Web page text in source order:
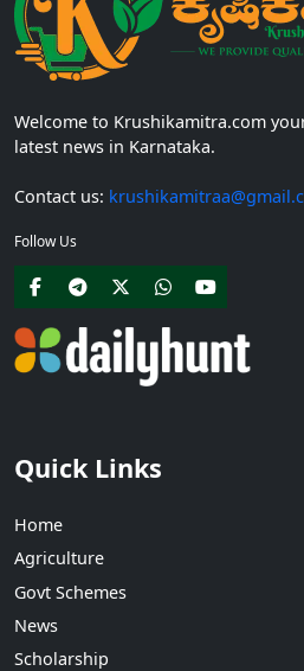
Welcome to Krushikamitra.com
latest news in Karnataka.
Contact us:
Follow Us
Quick Links
Home
Agriculture
Govt Schemes
News
Scholarship